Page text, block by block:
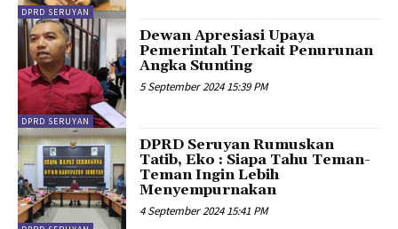
DPRD SERUYAN
DPRD SERUYAN
Dewan Apresiasi Upaya
Pemerintah Terkait Penurunan
Angka Stunting
5 September 2024 15:39 PM
DPRD Seruyan Rumuskan
Tatib, Eko : Siapa Tahu Teman-
Teman Ingin Lebih
Menyempurnakan
4 September 2024 15:41 PM